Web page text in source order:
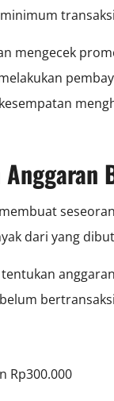
mengecek
dari yang
Rp300.000